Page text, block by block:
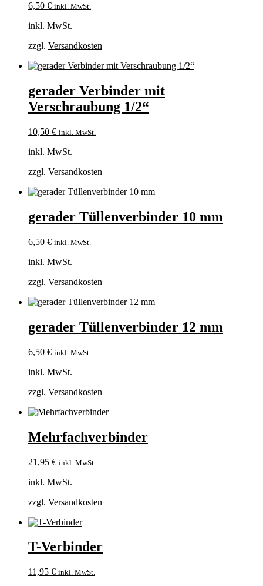
6,50 € inkl. MwSt.
inkl. MwSt.
zzgl. Versandkosten
gerader Verbinder mit
Verschraubung 1/2“
10,50 € inkl. MwSt.
inkl. MwSt.
zzgl. Versandkosten
gerader Tüllenverbinder 10 mm
6,50 € inkl. MwSt.
inkl. MwSt.
zzgl. Versandkosten
gerader Tüllenverbinder 12 mm
6,50 € inkl. MwSt.
inkl. MwSt.
zzgl. Versandkosten
Mehrfachverbinder
21,95 € inkl. MwSt.
inkl. MwSt.
zzgl. Versandkosten
T-Verbinder
11,95 € inkl. MwSt.